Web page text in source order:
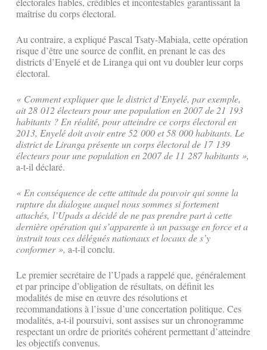
maîtrise du corps électoral.
Au contraire, a expliqué Pascal Tsaty-Mabiala, cette opération
risque d’être une source de conflit, en prenant le cas des
districts d’Enyelé et de Liranga qui ont vu doubler leur corps
électoral.
« Comment expliquer que le district d’Enyelé, par exemple,
ait 28 012 électeurs pour une population en 2007 de 21 193
habitants ? En réalité, pour atteindre ce corps électoral en
2013, Enyelé doit avoir entre 52 000 et 58 000 habitants. Le
district de Liranga présente un corps électoral de 17 139
électeurs pour une population en 2007 de 11 287 habitants »,
a-t-il déclaré.
« En conséquence de cette attitude du pouvoir qui sonne la
rupture du dialogue auquel nous sommes si fortement
attachés, l’Upads a décidé de ne pas prendre part à cette
dernière opération qui s’apparente à un passage en force et a
instruit tous ces délégués nationaux et locaux de s’y
conformer », a-t-il conclu.
Le premier secrétaire de l’Upads a rappelé que, généralement
et par principe d’obligation de résultats, on définit les
modalités de mise en œuvre des résolutions et
recommandations à l’issue d’une concertation politique. Ces
modalités, a-t-il poursuivi, sont assises sur un chronogramme
respectant un ordre de priorités cohérent permettant d’atteindre
les objectifs convenus.